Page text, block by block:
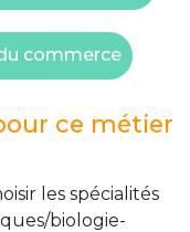
commerce
ce métier
les spécialités
biologie-